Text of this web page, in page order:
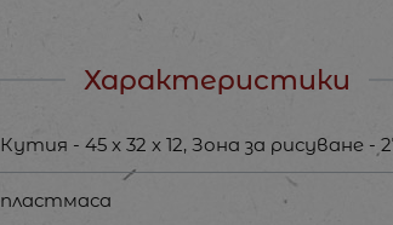
Характеристики
Кутия - 45 x 32 x 12, Зона за рисуване -
пластмаса